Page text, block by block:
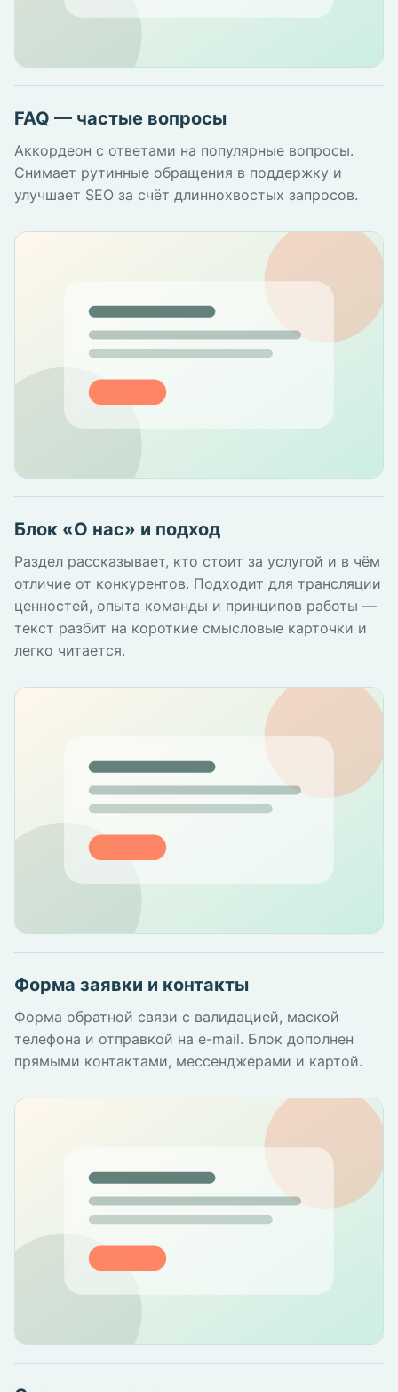
FAQ — частые вопросы
Аккордеон с ответами на популярные вопросы.
Снимает рутинные обращения в поддержку и
улучшает SEO за счёт длиннохвостых запросов.
Блок «О нас» и подход
Раздел рассказывает, кто стоит за услугой и в чём
отличие от конкурентов. Подходит для трансляции
ценностей, опыта команды и принципов работы —
текст разбит на короткие смысловые карточки и
легко читается.
Форма заявки и контакты
Форма обратной связи с валидацией, маской
телефона и отправкой на e-mail. Блок дополнен
прямыми контактами, мессенджерами и картой.